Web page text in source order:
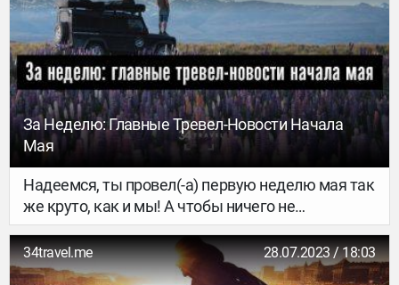
иностранных компаний начинают облетать
Беларусь. Рассказываем, что известно к этому
часу.
За Неделю: Главные Тревел-Новости Начала
Мая
Надеемся, ты провел(-а) первую неделю мая так
же круто, как и мы! А чтобы ничего не
прохлопать, лови дайджест главных тревел-
новостей начала мая.
34travel.me 28.07.2023 / 18:03